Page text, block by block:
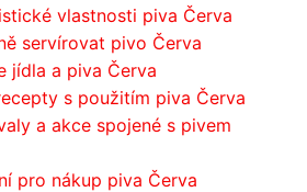
vlastnosti piva Červa
servírovat pivo Červa
jídla a piva Červa
s použitím piva Červa
a akce spojené s pivem
pro nákup piva Červa